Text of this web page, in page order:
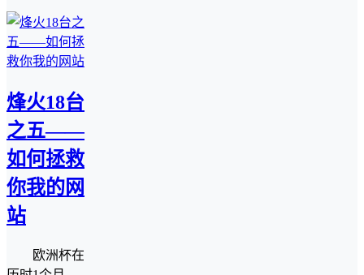
烽火18台
之五――
如何拯救
你我的网
站
欧洲杯在